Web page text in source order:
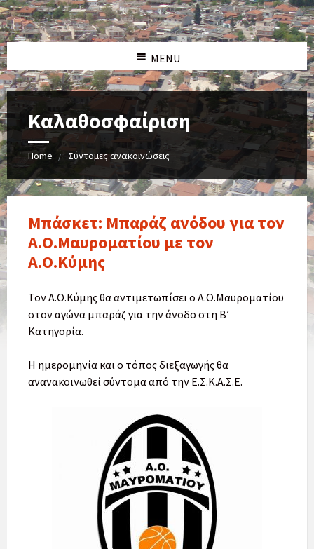
MENU
Καλαθοσφαίριση
Home Σύντομες ανακοινώσεις
Μπάσκετ: Μπαράζ ανόδου για τον
Α.Ο.Μαυροματίου με τον
Α.Ο.Κύμης
Τον Α.Ο.Κύμης θα αντιμετωπίσει ο Α.Ο.Μαυροματίου
στον αγώνα μπαράζ για την άνοδο στη Β’
Κατηγορία.
Η ημερομηνία και ο τόπος διεξαγωγής θα
ανανακοινωθεί σύντομα από την Ε.Σ.Κ.Α.Σ.Ε.